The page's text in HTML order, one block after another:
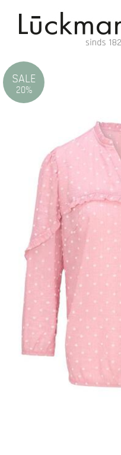
SALE
20%